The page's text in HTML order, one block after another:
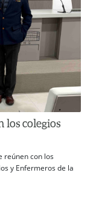
los colegios
reúnen con los
y Enfermeros de la